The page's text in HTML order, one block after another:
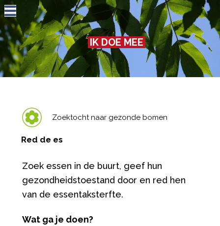
Jump to navigation
IK DOE MEE
Zoektocht naar gezonde bomen
Red de es
Zoek essen in de buurt, geef hun
gezondheidstoestand door en red hen
van de essentaksterfte.
Wat ga je doen?